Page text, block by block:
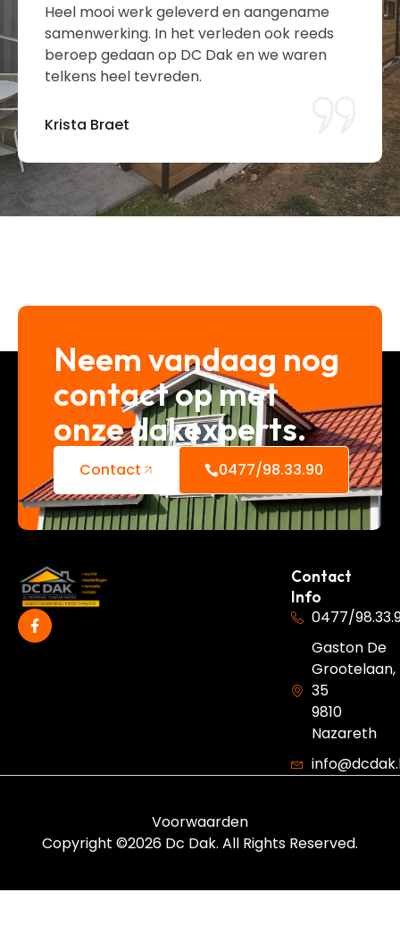
Heel mooi werk geleverd en aangename
samenwerking. In het verleden ook reeds
beroep gedaan op DC Dak en we waren
telkens heel tevreden.
Krista Braet
Neem vandaag nog
contact op met
onze dakexperts.
Contact 0477/98.33.90
Contact
Info
0477/
Gaston De
Grootelaan,
35
9810
Nazareth
Copyright ©2026 Dc Dak. All Rights Reserved.
Voorwaarden